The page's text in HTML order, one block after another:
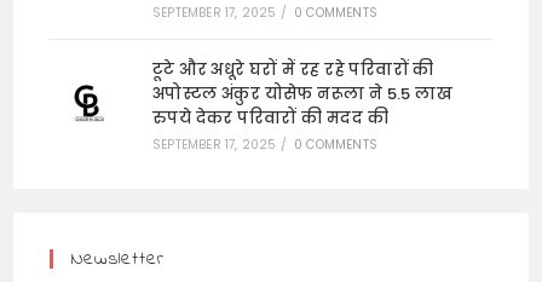
SEPTEMBER 17, 2025 / 0 COMMENTS
टूटे और अधूरे घरों में रह रहे परिवारों की
अपोस्टल अंकुर योसेफ नरूला ने 5.5 लाख
रुपये देकर परिवारों की मदद की
SEPTEMBER 17, 2025 / 0 COMMENTS
Newsletter